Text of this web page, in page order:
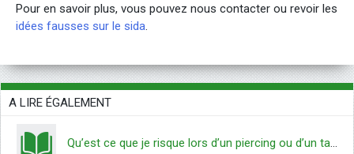
Pour en savoir plus, vous pouvez nous contacter ou revoir les
idées fausses sur le sida
A LIRE ÉGALEMENT
Qu’est ce que je risque lors d’un piercing ou d’un tatouage ?